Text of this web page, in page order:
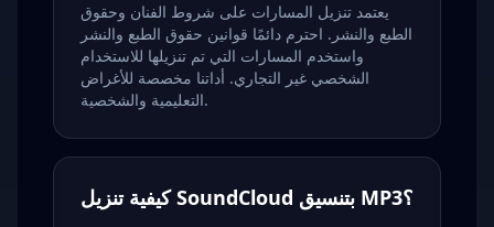
يعتمد تنزيل المسارات على شروط الفنان وحقوق
الطبع والنشر. احترم دائمًا قوانين حقوق الطبع والنشر
واستخدم المسارات التي تم تنزيلها للاستخدام
الشخصي غير التجاري. أداتنا مخصصة للأغراض
التعليمية والشخصية.
كيفية تنزيل SoundCloud بتنسيق MP3؟